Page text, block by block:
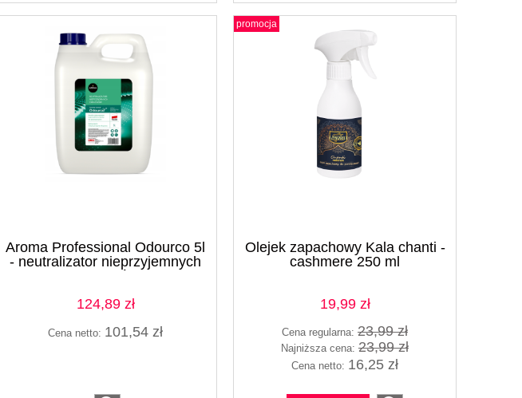
Kwiat Japońskiej Wiśni 5l
Cena regularna:47,99 zł
47,99 zł
Aroma Professional Odourco 5l
- neutralizator nieprzyjemnych
124,89 zł
Cena netto: 101,54 zł
Olejek zapachowy Kala chanti -
cashmere 250 ml
19,99 zł
Cena regularna: 23,99 zł
Najniższa cena: 23,99 zł
Cena netto: 16,25 zł
promocja